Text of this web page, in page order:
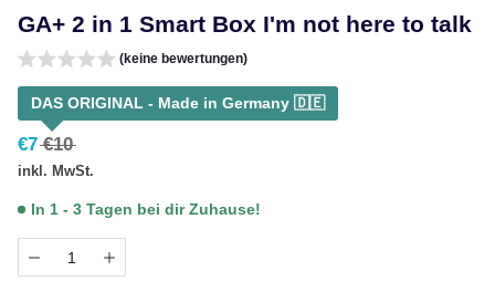
GA+ 2 in 1 Smart Box I'm not here to talk
(keine bewertungen)
DAS ORIGINAL - Made in Germany 🇩🇪
€7 €10
inkl. MwSt.
In 1 - 3 Tagen bei dir Zuhause!